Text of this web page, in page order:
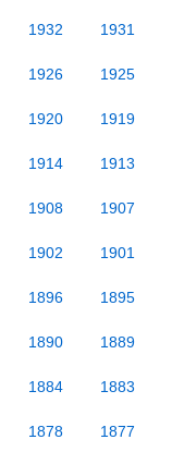
1932 1931
1926 1925
1920 1919
1914 1913
1908 1907
1902 1901
1896 1895
1890 1889
1884 1883
1878 1877